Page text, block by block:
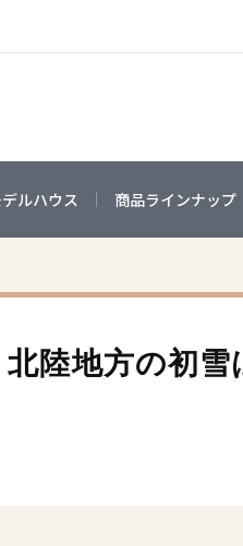
ルハウス 商品ラインナップ
陸地方の初雪